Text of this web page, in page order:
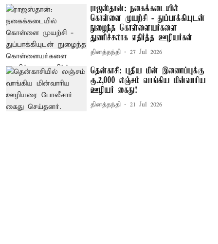
ராஜஸ்தான்: நகைக்கடையில்
கொள்ளை முயற்சி - துப்பாக்கியுடன்
நுழைந்த கொள்ளையர்களை
துணிச்சலாக எதிர்த்த ஊழியர்கள்
தினத்தந்தி 27 Jul 2026
தென்காசி: புதிய மின் இணைப்புக்கு
ரூ.2,000 லஞ்சம் வாங்கிய மின்வாரிய
ஊழியர் கைது!
தினத்தந்தி 21 Jul 2026